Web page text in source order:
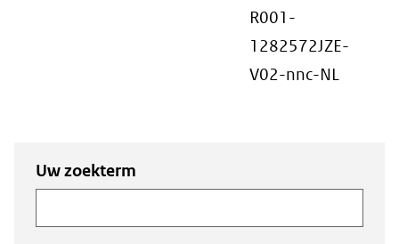
R001-
1282572JZE-
V02-nnc-NL
Zoeken
naar
documenten
Zoeken naar
Uw zoekterm